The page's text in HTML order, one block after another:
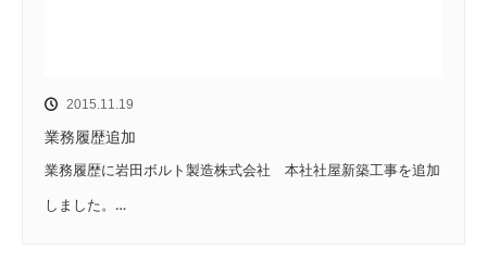
2015.11.19
業務履歴追加
業務履歴に岩田ボルト製造株式会社 本社社屋新築工事を追加
しました。…